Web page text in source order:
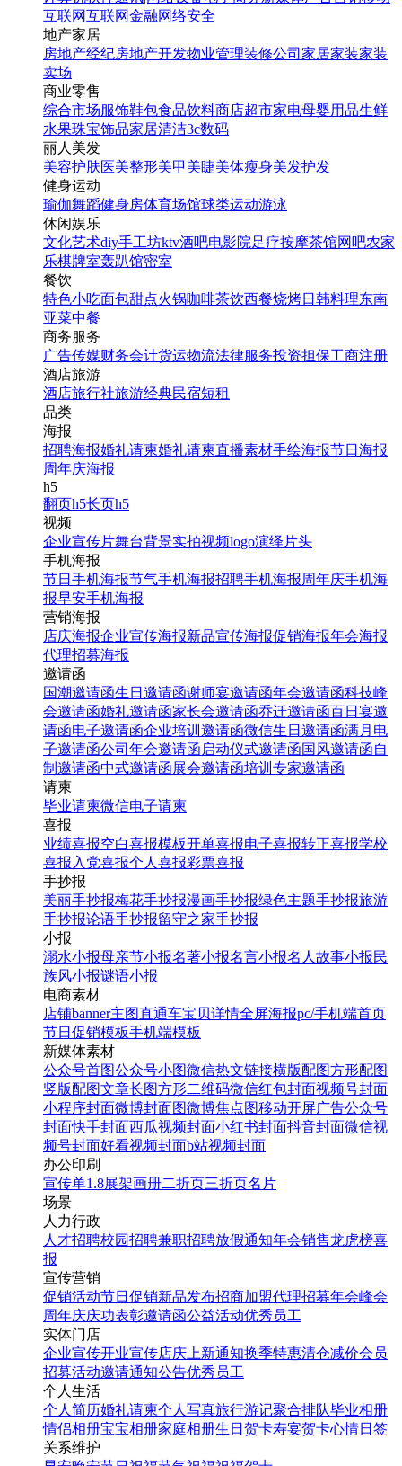
家装节数码电器家居海报
简约banner
找相似
公众号首图
时尚文艺清新产品发布会
会议邀请函企业宣传h5
找相似
翻页H5
蓝色大气中元节手机海报
找相似
手机海报
8.19绿色简约中国医师节
手机海报
找相似
手机海报
喜迎国庆廉洁过节宣传H5
找相似
翻页H5
618商务风狂欢节大促手
机海报
互联网互联网金融网络安全
地产家居
房地产经纪房地产开发物业管理装修公司 家居家装家装
卖场
商业零售
综合市场服饰鞋包食品饮料商店超市家电母婴用品生鲜
水果珠宝饰品家居清洁3c数码
丽人美发
美容护肤医美整形美甲美睫美体瘦身美发护发
健身运动
瑜伽舞蹈健身房体育场馆球类运动游泳
休闲娱乐
文化艺术diy手工坊ktv酒吧电影院足疗按摩茶馆网吧农家
乐棋牌室轰趴馆密室
餐饮
特色小吃面包甜点火锅咖啡茶饮西餐烧烤日韩料理东南
亚菜中餐
商务服务
广告传媒财务会计货运物流法律服务投资担保工商注册
酒店旅游
酒店旅行社旅游经典民宿短租
品类
海报
招聘海报婚礼请柬婚礼请柬直播素材手绘海报节日海报
周年庆海报
h5
翻页h5长页h5
视频
企业宣传片舞台背景实拍视频logo演绎 片头
手机海报
节日手机海报节气手机海报招聘手机海报周年庆手机海
报早安手机海报
营销海报
店庆海报企业宣传海报新品宣传海报促销海报年会海报
代理招募海报
邀请函
国潮邀请函生日邀请函谢师宴邀请函年会邀请函科技峰
会邀请函婚礼邀请函家长会邀请函乔迁邀请函百日宴邀
请函电子邀请函企业培训邀请函微信生日邀请函满月电
子邀请函公司年会邀请函 启动仪式邀请函国风邀请函自
制邀请函中式邀请函展会邀请函培训专家邀请函
请柬
毕业请柬微信电子请柬
喜报
业绩喜报空白喜报模板开单喜报电子喜报转正喜报学校
喜报 入党喜报个人喜报彩票喜报
手抄报
美丽手抄报梅花手抄报漫画手抄报绿色主题手抄报旅游
手抄报论语手抄报留守之家手抄报
小报
溺水小报母亲节小报名著小报名言小报名人故事小报民
族风小报谜语小报
电商素材
店铺banner主图直通车宝贝详情全屏海报pc/手机端首页
节日促销模板手机端模板
新媒体素材
公众号首图公众号小图微信热文链接横版配图方形配图
竖版配图文章长图方形二维码微信红包封面视频号封面
小程序封面微博封面图微博焦点图移动开屏广告公众号
封面快手封面西瓜视频封面小红书封面抖音封面微信视
频号封面好看视频封面b站视频封面
办公印刷
宣传单1.8展架画册二折页三折页名片
场景
人力行政
人才招聘校园招聘兼职招聘放假通知年会销售龙虎榜喜
报
宣传营销
促销活动节日促销新品发布招商加盟代理招募年会峰会
周年庆庆功表彰邀请函公益活动优秀员工
实体门店
企业宣传开业宣传店庆 上新通知换季特惠清仓减价会员
招募活动邀请通知公告优秀员工
个人生活
个人简历婚礼请柬个人写真旅行游记聚合排队毕业相册
情侣相册宝宝相册家庭相册生日贺卡寿宴贺卡心情日签
关系维护